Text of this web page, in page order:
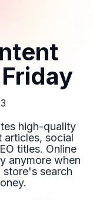
high-quality
social
titles. Online
anymore when
search